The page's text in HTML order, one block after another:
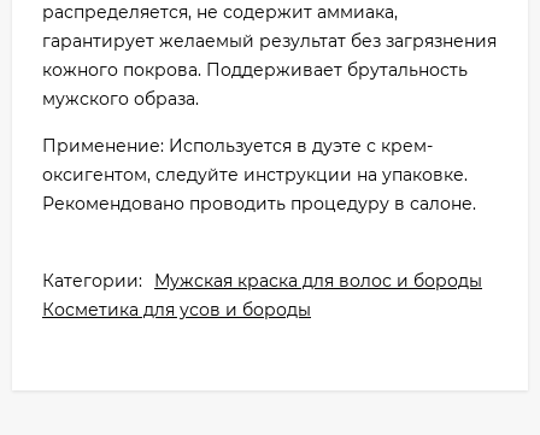
распределяется, не содержит аммиака,
гарантирует желаемый результат без загрязнения
кожного покрова. Поддерживает брутальность
мужского образа.
Применение: Используется в дуэте с крем-
оксигентом, следуйте инструкции на упаковке.
Рекомендовано проводить процедуру в салоне.
Категории:
Мужская краска для волос и бороды
Косметика для усов и бороды